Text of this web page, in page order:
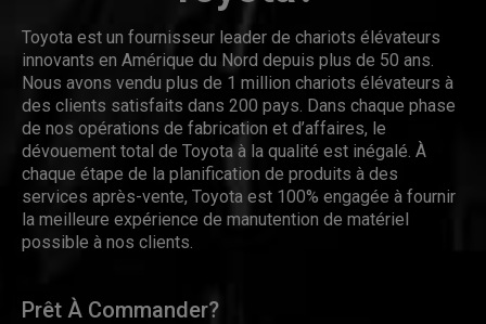
Toyota est un fournisseur leader de chariots élévateurs
innovants en Amérique du Nord depuis plus de 50 ans.
Nous avons vendu plus de 1 million chariots élévateurs à
des clients satisfaits dans 200 pays. Dans chaque phase
de nos opérations de fabrication et d’affaires, le
dévouement total de Toyota à la qualité est inégalé. À
chaque étape de la planification de produits à des
services après-vente, Toyota est 100% engagée à fournir
la meilleure expérience de manutention de matériel
possible à nos clients.
Prêt À Commander?